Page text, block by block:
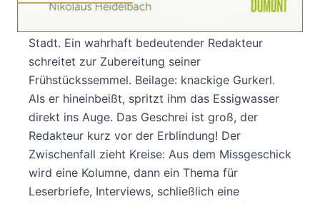
Stadt. Ein wahrhaft bedeutender Redakteur
schreitet zur Zubereitung seiner
Frühstückssemmel. Beilage: knackige Gurkerl.
Als er hineinbeißt, spritzt ihm das Essigwasser
direkt ins Auge. Das Geschrei ist groß, der
Redakteur kurz vor der Erblindung! Der
Zwischenfall zieht Kreise: Aus dem Missgeschick
wird eine Kolumne, dann ein Thema für
Leserbriefe, Interviews, schließlich eine